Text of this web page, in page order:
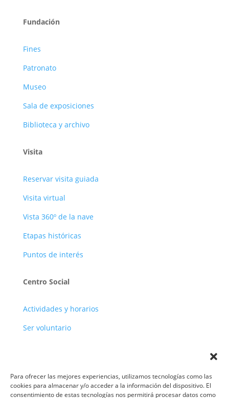
Para ofrecer las mejores experiencias, utilizamos tecnologías como las
cookies para almacenar y/o acceder a la información del dispositivo. El
consentimiento de estas tecnologías nos permitirá procesar datos como
Fundación
Fines
Patronato
Museo
Sala de exposiciones
Biblioteca y archivo
Visita
Reservar visita guiada
Visita virtual
Vista 360º de la nave
Etapas históricas
Puntos de interés
Centro Social
Actividades y horarios
Ser voluntario